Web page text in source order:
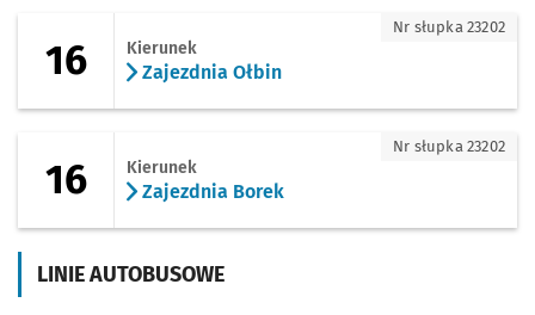
16 - kierunek Zajezdnia Ołbin
16 Kierunek
Zajezdnia Ołbin
Nr słupka 23202
16 - kierunek Zajezdnia Borek
16 Kierunek
Zajezdnia Borek
Nr słupka 23202
LINIE AUTOBUSOWE